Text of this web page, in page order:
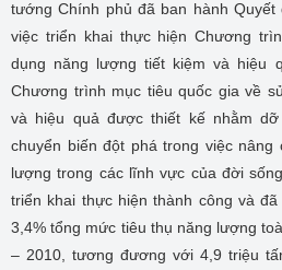
tướng Chính phủ đã ban hành
việc triển khai thực hiện Chương
dụng năng lượng tiết kiệm và hiệu
Chương trình mục tiêu quốc gia về
và hiệu quả được thiết kế nhằm
chuyển biến đột phá trong việc
lượng trong các lĩnh vực của đời
triển khai thực hiện thành công và
3,4% tổng mức tiêu thụ năng lượng
– 2010, tương đương với 4,9 triệu